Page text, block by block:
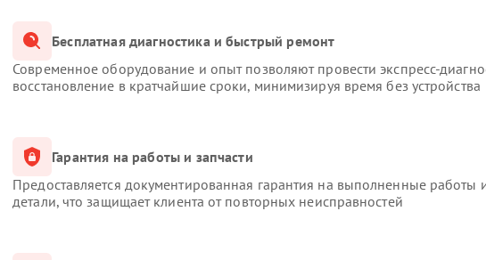
Бесплатная диагностика и быстрый ремонт
Современное оборудование и опыт позволяют провести экспресс-
восстановление в кратчайшие сроки, минимизируя время без устройства
Гарантия на работы и запчасти
Предоставляется документированная гарантия на выполненные работы
детали, что защищает клиента от повторных неисправностей